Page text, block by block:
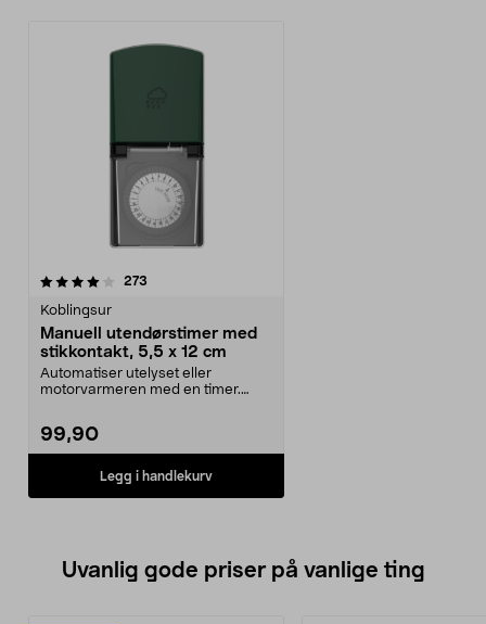
273
Koblingsur
Manuell utendørstimer med
stikkontakt, 5,5 x 12 cm
Automatiser utelyset eller
motorvarmeren med en timer.
99,90
Legg i handlekurv
Uvanlig gode priser på vanlige ting